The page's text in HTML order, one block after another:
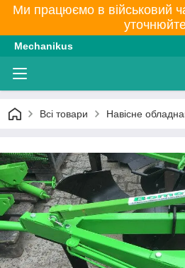
Ми працюємо в військовий
Mechanikus
Всі товари Навісне